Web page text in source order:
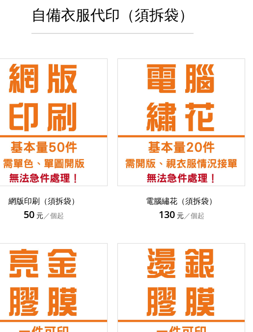
自備衣服代印（須拆袋）
網版印刷（須拆袋）
50 元／個起
電腦繡花（須拆袋）
130 元／個起